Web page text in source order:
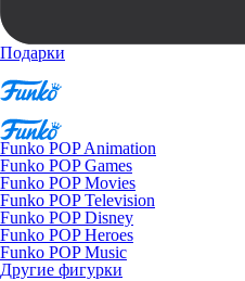
Подарки
Funko POP Animation
Funko POP Games
Funko POP Movies
Funko POP Television
Funko POP Disney
Funko POP Heroes
Funko POP Music
Другие фигурки